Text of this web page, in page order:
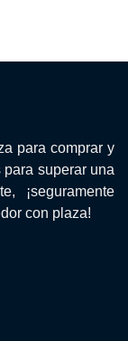
para comprar y
superar una
¡seguramente
con plaza!